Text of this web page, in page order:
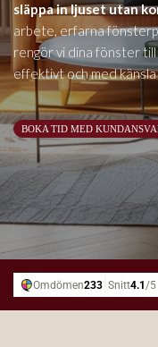
släppa in ljuset utan
arbete, erfarna
rengör vi dina fönster
effektivt och med
BOKA TID MED